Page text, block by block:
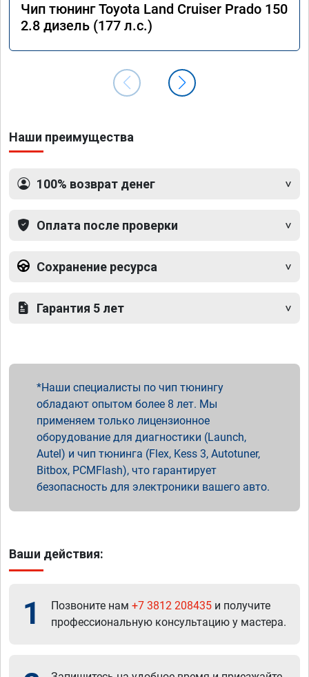
Чип тюнинг Toyota Land Cruiser Prado 150
2.8 дизель (177 л.с.)
Наши преимущества
100% возврат денег
Оплата после проверки
Сохранение ресурса
Гарантия 5 лет
Наши специалисты по чип тюнингу
обладают опытом более 8 лет. Мы
применяем только лицензионное
оборудование для диагностики (Launch,
Autel) и чип тюнинга (Flex, Kess 3, Autotuner,
Bitbox, PCMFlash), что гарантирует
безопасность для электроники вашего авто.
Ваши действия:
1 Позвоните нам +7 3812 208435 и получите
профессиональную консультацию у мастера.